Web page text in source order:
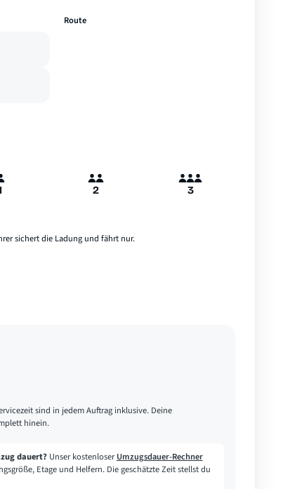
Route
2 3
sichert die Ladung und fährt nur.
sind in jedem Auftrag inklusive. Deine
hinein.
dauert? Unser kostenloserUmzugsdauer-Rechner
Etage und Helfern. Die geschätzte Zeit stellst du